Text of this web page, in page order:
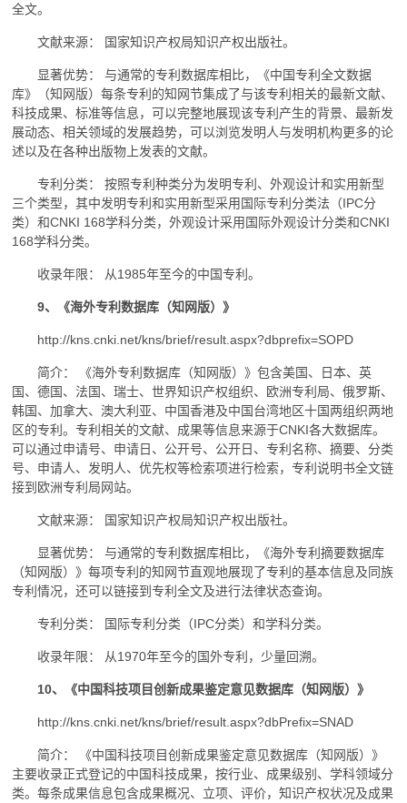
全文。
文献来源： 国家知识产权局知识产权出版社。
显著优势： 与通常的专利数据库相比，《中国专利全文数据
库》（知网版）每条专利的知网节集成了与该专利相关的最新文献、
科技成果、标准等信息，可以完整地展现该专利产生的背景、最新发
展动态、相关领域的发展趋势，可以浏览发明人与发明机构更多的论
述以及在各种出版物上发表的文献。
专利分类： 按照专利种类分为发明专利、外观设计和实用新型
三个类型，其中发明专利和实用新型采用国际专利分类法（IPC分
类）和CNKI 168学科分类，外观设计采用国际外观设计分类和CNKI
168学科分类。
收录年限： 从1985年至今的中国专利。
9、《海外专利数据库（知网版）》
http://kns.cnki.net/kns/brief/result.aspx?dbprefix=SOPD
简介： 《海外专利数据库（知网版）》包含美国、日本、英
国、德国、法国、瑞士、世界知识产权组织、欧洲专利局、俄罗斯、
韩国、加拿大、澳大利亚、中国香港及中国台湾地区十国两组织两地
区的专利。专利相关的文献、成果等信息来源于CNKI各大数据库。
可以通过申请号、申请日、公开号、公开日、专利名称、摘要、分类
号、申请人、发明人、优先权等检索项进行检索，专利说明书全文链
接到欧洲专利局网站。
文献来源： 国家知识产权局知识产权出版社。
显著优势： 与通常的专利数据库相比，《海外专利摘要数据库
（知网版）》每项专利的知网节直观地展现了专利的基本信息及同族
专利情况，还可以链接到专利全文及进行法律状态查询。
专利分类： 国际专利分类（IPC分类）和学科分类。
收录年限： 从1970年至今的国外专利，少量回溯。
10、《中国科技项目创新成果鉴定意见数据库（知网版）》
http://kns.cnki.net/kns/brief/result.aspx?dbPrefix=SNAD
简介： 《中国科技项目创新成果鉴定意见数据库（知网版）》
主要收录正式登记的中国科技成果，按行业、成果级别、学科领域分
类。每条成果信息包含成果概况、立项、评价，知识产权状况及成果